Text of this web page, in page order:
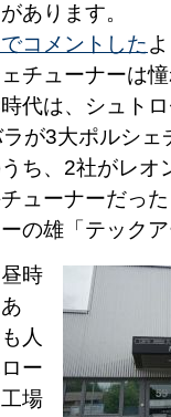
あります。
コメントした
チューナーは
代は、シュト
が3大ポルシ
ち、2社がレ
ューナーだっ
の雄「テック
時
人
ー
場